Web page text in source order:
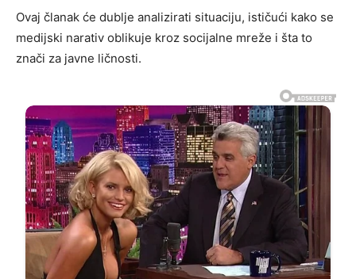
Ovaj članak će dublje analizirati situaciju, ističući kako se
medijski narativ oblikuje kroz socijalne mreže i šta to
znači za javne ličnosti.